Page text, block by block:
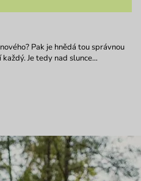
Pak je hnědá tou správnou
Je tedy nad slunce…